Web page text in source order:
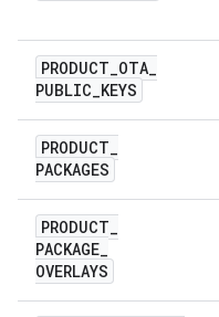
PRODUCT_OTA_
PUBLIC_KEYS
PRODUCT_
PACKAGES
PRODUCT_
PACKAGE_
OVERLAYS